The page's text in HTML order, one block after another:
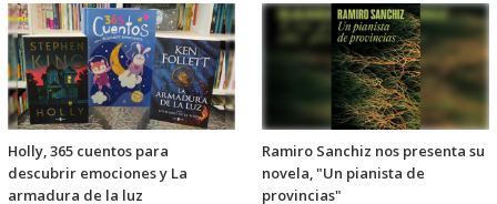
Holly, 365 cuentos para
descubrir emociones y La
armadura de la luz
Ramiro Sanchiz nos presenta su
novela, "Un pianista de
provincias"